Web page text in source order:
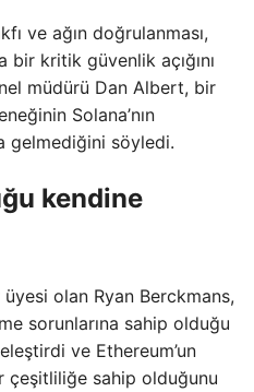
ve ağın doğrulanması,
bir kritik güvenlik açığını
müdürü Dan Albert, bir
Solana’nın
gelmediğini söyledi.
kendine
olan Ryan Berckmans,
sorunlarına sahip olduğu
ve Ethereum’un
sahip olduğunu